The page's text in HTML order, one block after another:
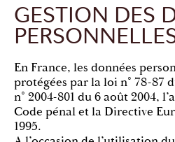
GESTION DES
En France, les données
protégées par la loi n° 78-87
n° 2004-801 du 6 août 2004,
Code pénal et la Directive
1995.